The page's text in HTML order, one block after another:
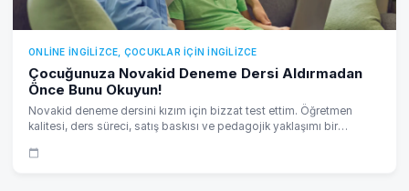
ONLINE İNGILIZCE, ÇOCUKLAR IÇIN İNGILIZCE
Çocuğunuza Novakid Deneme Dersi Aldırmadan
Önce Bunu Okuyun!
Novakid deneme dersini kızım için bizzat test ettim. Öğretmen
kalitesi, ders süreci, satış baskısı ve pedagojik yaklaşımı bir
inceledim.